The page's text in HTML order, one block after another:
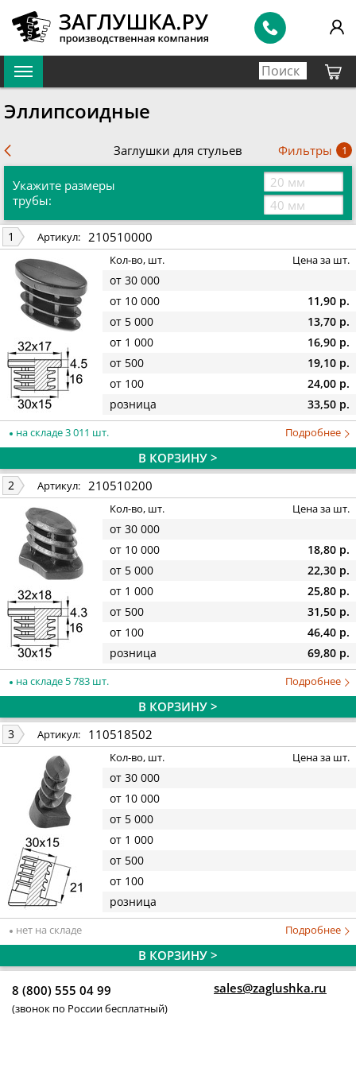
Эллипсоидные
Заглушки для стульев Фильтры 1
Укажите размеры
трубы:
1 Артикул: 210510000
Кол-во, шт. Цена за шт.
от 30 000
от 10 000
11,90 р.
от 5 000
13,70 р.
от 1 000
16,90 р.
от 500
19,10 р.
от 100
24,00 р.
розница
33,50 р.
на складе 3 011 шт. Подробнее
В КОРЗИНУ >
2 Артикул: 210510200
Кол-во, шт. Цена за шт.
от 30 000
от 10 000
18,80 р.
от 5 000
22,30 р.
от 1 000
25,80 р.
от 500
31,50 р.
от 100
46,40 р.
розница
69,80 р.
на складе 5 783 шт. Подробнее
В КОРЗИНУ >
3 Артикул: 110518502
Кол-во, шт. Цена за шт.
от 30 000
от 10 000
от 5 000
от 1 000
от 500
от 100
розница
нет на складе Подробнее
В КОРЗИНУ >
8 (800) 555 04 99
(звонок по России бесплатный)
sales@zaglushka.ru